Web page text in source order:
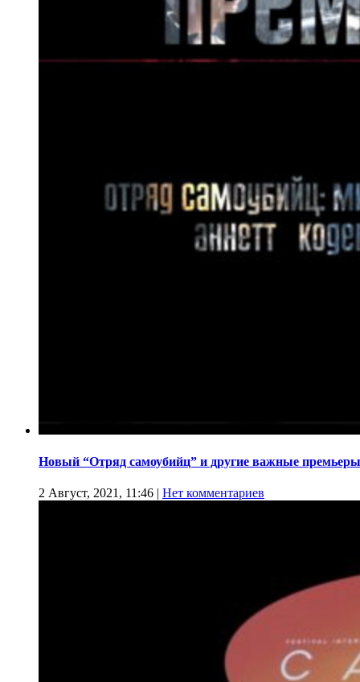
Новый “Отряд самоубийц” и другие важные премьеры
2 Август, 2021, 11:46 | Нет комментариев